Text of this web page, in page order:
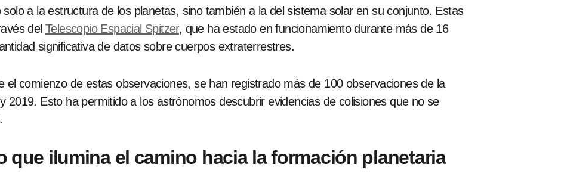
a la estructura de los planetas, sino también a la del sistema solar en su conjunto. Estas
del Telescopio Espacial Spitzer, que ha estado en funcionamiento durante más de 16
significativa de datos sobre cuerpos extraterrestres.
el comienzo de estas observaciones, se han registrado más de 100 observaciones de la
2019. Esto ha permitido a los astrónomos descubrir evidencias de colisiones que no se
que ilumina el camino hacia la formación planetaria